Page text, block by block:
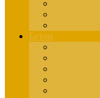
Бетон